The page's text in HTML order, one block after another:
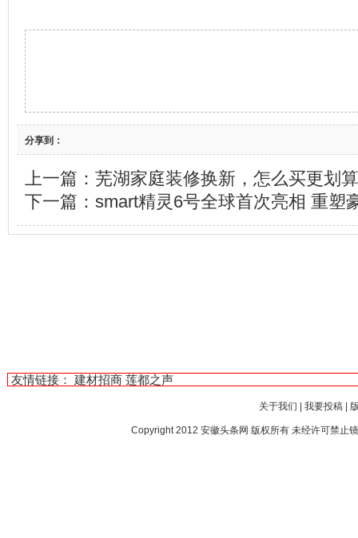
分享到：
上一篇： 芜湖家庭装修换新，怎么买更划
下一篇： smart精灵6号全球首次亮相 重塑
友情链接： 建材招商 莲都之声
关于我们 | 我要投稿|
Copyright 2012 安徽头条网 版权所有 未经许可禁止